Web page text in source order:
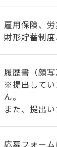
雇用保険、
財形貯蓄制
履歴書（顔
※提出してい
ん。
また、提出
応募フォー